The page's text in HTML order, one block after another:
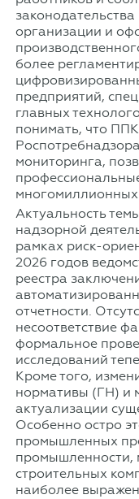
организации и
более
предприятий,
главных
понимать, что
мониторинга,
Актуальность
надзорной
рамках риск-
2026 годов
реестра
отчетности.
несоответствие
формальное
исследований
Кроме того,
нормативы (ГН) и
актуализации
Особенно остро
промышленных
промышленности,
строительных
наиболее